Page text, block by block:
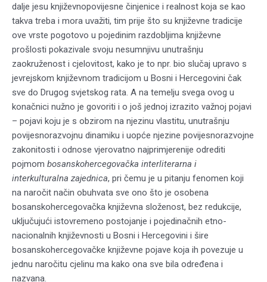
dalje jesu književnopovijesne činjenice i realnost koja se kao
takva treba i mora uvažiti, tim prije što su književne tradicije
ove vrste pogotovo u pojedinim razdobljima književne
prošlosti pokazivale svoju nesumnjivu unutrašnju
zaokruženost i cjelovitost, kako je to npr. bio slučaj upravo s
jevrejskom književnom tradicijom u Bosni i Hercegovini čak
sve do Drugog svjetskog rata. A na temelju svega ovog u
konačnici nužno je govoriti i o još jednoj izrazito važnoj pojavi
– pojavi koju je s obzirom na njezinu vlastitu, unutrašnju
povijesnorazvojnu dinamiku i uopće njezine povijesnorazvojne
zakonitosti i odnose vjerovatno najprimjerenije odrediti
pojmom bosanskohercegovačka interliterarna i
interkulturalna zajednica, pri čemu je u pitanju fenomen koji
na naročit način obuhvata sve ono što je osobena
bosanskohercegovačka književna složenost, bez redukcije,
uključujući istovremeno postojanje i pojedinačnih etno-
nacionalnih književnosti u Bosni i Hercegovini i šire
bosanskohercegovačke književne pojave koja ih povezuje u
jednu naročitu cjelinu ma kako ona sve bila određena i
nazvana.